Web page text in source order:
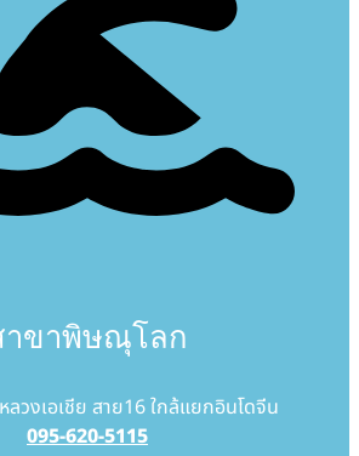
าขาพิษณุโลก
วงเอเชีย สาย16 ใกล้แยกอินโดจีน
095-620-5115